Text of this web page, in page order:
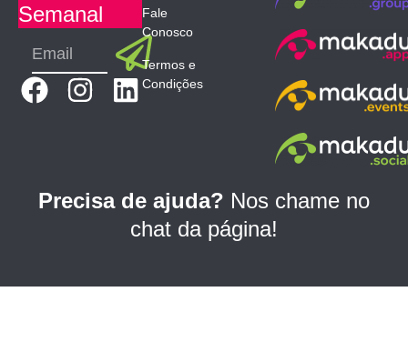
Semanal
Email Submit
F
b
k
I
a
a
L
e
d
n
Fale
Conosco
Termos e
Condições
Precisa de ajuda? Nos chame no
chat da página!